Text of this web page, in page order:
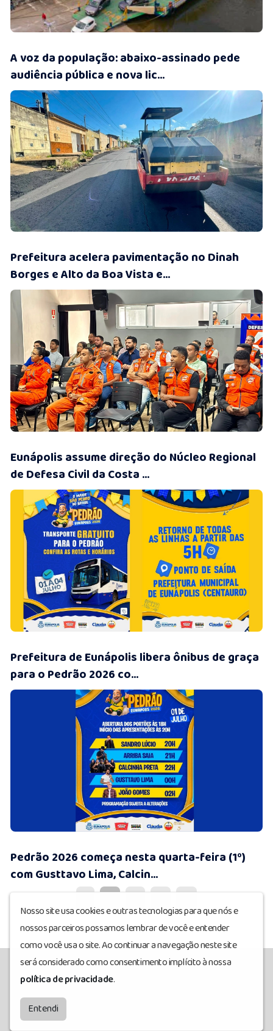
A voz da população: abaixo-assinado pede
audiência pública e nova lic...
Prefeitura acelera pavimentação no Dinah
Borges e Alto da Boa Vista e...
Eunápolis assume direção do Núcleo Regional
de Defesa Civil da Costa ...
Prefeitura de Eunápolis libera ônibus de graça
para o Pedrão 2026 co...
Pedrão 2026 começa nesta quarta-feira (1º)
com Gusttavo Lima, Calcin...
1 2 3 4 5
Nosso site usa cookies e outras tecnologias para que nós e
nossos parceiros possamos lembrar de você e entender
como você usa o site. Ao continuar a navegação neste site
será considerado como consentimento implícito à nossa
política de privacidade.
Entendi
Ativafm© Todos os direitos reservados.